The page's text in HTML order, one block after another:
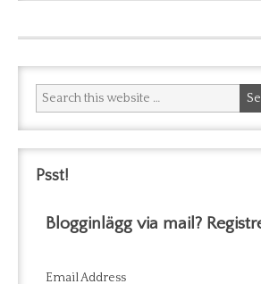
Psst!
Blogginlägg via mail?
Email Address